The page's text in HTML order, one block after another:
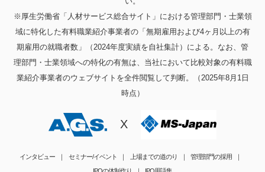
※厚生労働省「人材サービス総合サイト」における管理部門・士業領
域に特化した有料職業紹介事業者の「無期雇用および4ヶ月以上の有
期雇用の就職者数」（2024年度実績を自社集計）による。なお、管
理部門・士業領域への特化の有無は、当社において比較対象の有料職
業紹介事業者のウェブサイトを全件閲覧して判断。（2025年8月1日
時点）
X
インタビュー セミナー/イベント 上場までの道のり
管理部門の採用